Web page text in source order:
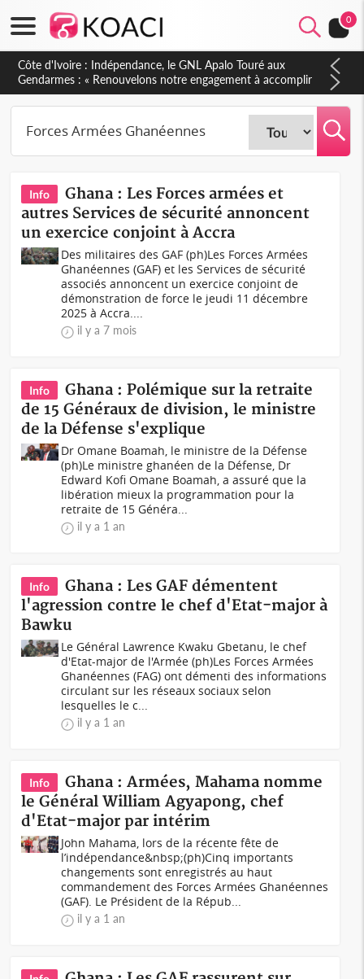
0
Côte d'Ivoire : Indépendance, le GNL Apalo Touré aux
Gendarmes : « Renouvelons notre engagement à accomplir
notre mission avec honneur, discipline, loyauté et
dévouement »
Info
Ghana : Les Forces armées et
autres Services de sécurité annoncent
un exercice conjoint à Accra
Des militaires des GAF (ph)Les Forces Armées
Ghanéennes (GAF) et les Services de sécurité
associés annoncent un exercice conjoint de
démonstration de force le jeudi 11 décembre
2025 à Accra....
il y a 7 mois
Info
Ghana : Polémique sur la retraite
de 15 Généraux de division, le ministre
de la Défense s'explique
Dr Omane Boamah, le ministre de la Défense
(ph)Le ministre ghanéen de la Défense, Dr
Edward Kofi Omane Boamah, a assuré que la
libération mieux la programmation pour la
retraite de 15 Généra...
il y a 1 an
Info
Ghana : Les GAF démentent
l'agression contre le chef d'Etat-major à
Bawku
Le Général Lawrence Kwaku Gbetanu, le chef
d'Etat-major de l'Armée (ph)Les Forces Armées
Ghanéennes (FAG) ont démenti des informations
circulant sur les réseaux sociaux selon
lesquelles le c...
il y a 1 an
Info
Ghana : Armées, Mahama nomme
le Général William Agyapong, chef
d'Etat-major par intérim
John Mahama, lors de la récente fête de
l’indépendance&nbsp;(ph)Cinq importants
changements sont enregistrés au haut
commandement des Forces Armées Ghanéennes
(GAF). Le Président de la Répub...
il y a 1 an